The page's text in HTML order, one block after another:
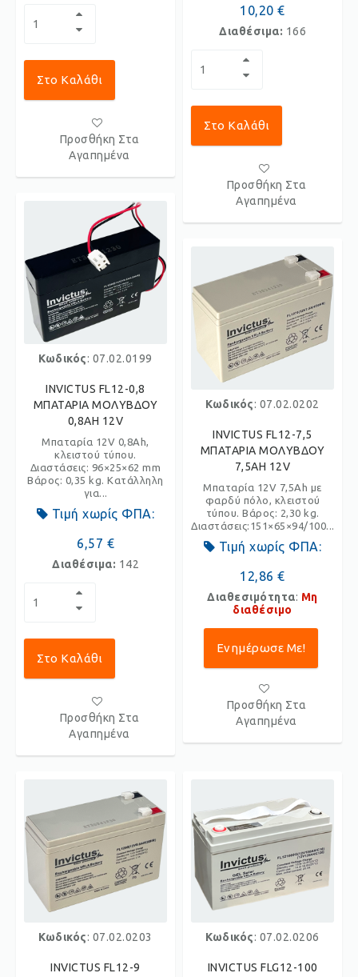
Στο Καλάθι
Προσθήκη Στα
Αγαπημένα
Κωδικός: 07.02.0199
INVICTUS FL12-0,8
ΜΠΑΤΑΡΙΑ ΜΟΛΥΒΔΟΥ
0,8AH 12V
Μπαταρία 12V 0,8Ah,
κλειστού τύπου.
Διαστάσεις: 96×25×62 mm
Βάρος: 0,35 kg. Κατάλληλη
για...
Τιμή χωρίς ΦΠΑ:
6,57 €
Διαθέσιμα: 142
Στο Καλάθι
Προσθήκη Στα
Αγαπημένα
10,20 €
Διαθέσιμα: 166
Στο Καλάθι
Προσθήκη Στα
Αγαπημένα
Κωδικός: 07.02.0202
INVICTUS FL12-7,5
ΜΠΑΤΑΡΙΑ ΜΟΛΥΒΔΟΥ
7,5AH 12V
Μπαταρία 12V 7,5Ah με
φαρδύ πόλο, κλειστού
τύπου. Βάρος: 2,30 kg.
Διαστάσεις:151×65×94/100...
Τιμή χωρίς ΦΠΑ:
12,86 €
Διαθεσιμότητα: Μη
διαθέσιμο
Ενημέρωσε Με!
Προσθήκη Στα
Αγαπημένα
Κωδικός: 07.02.0203
INVICTUS FL12-9
Κωδικός: 07.02.0206
INVICTUS FLG12-100